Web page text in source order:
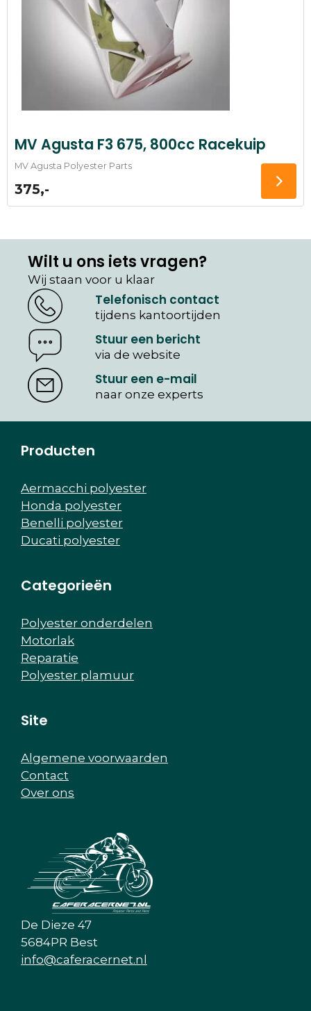
MV Agusta F3 675, 800cc Racekuip
MV Agusta Polyester Parts
375,-
Wilt u ons iets vragen?
Wij staan voor u klaar
Telefonisch contact
tijdens kantoortijden
Stuur een bericht
via de website
Stuur een e-mail
naar onze experts
Producten
Aermacchi polyester
Honda polyester
Benelli polyester
Ducati polyester
Categorieën
Polyester onderdelen
Motorlak
Reparatie
Polyester plamuur
Site
Algemene voorwaarden
Contact
Over ons
De Dieze 47
5684PR Best
info@caferacernet.nl